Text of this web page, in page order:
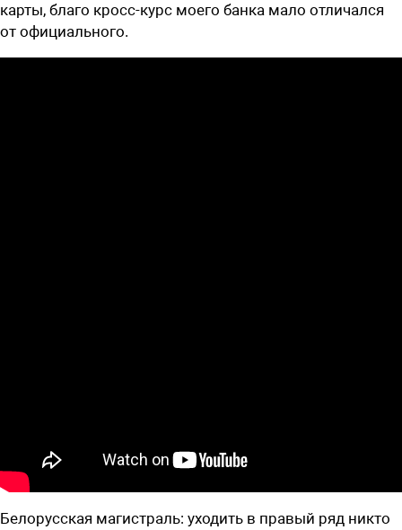
карты, благо кросс-курс моего банка мало отличался
от официального.
Белорусская магистраль: уходить в правый ряд никто